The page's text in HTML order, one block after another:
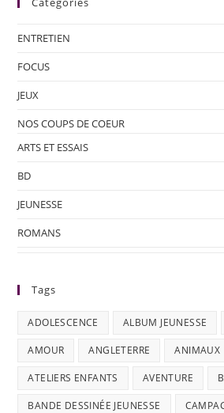
ENTRETIEN
FOCUS
JEUX
NOS COUPS DE COEUR
ARTS ET ESSAIS
BD
JEUNESSE
ROMANS
Tags
ADOLESCENCE ALBUM JEUNESSE
AMOUR ANGLETERRE ANIMAUX
ATELIERS ENFANTS AVENTURE
BANDE DESSINÉE JEUNESSE